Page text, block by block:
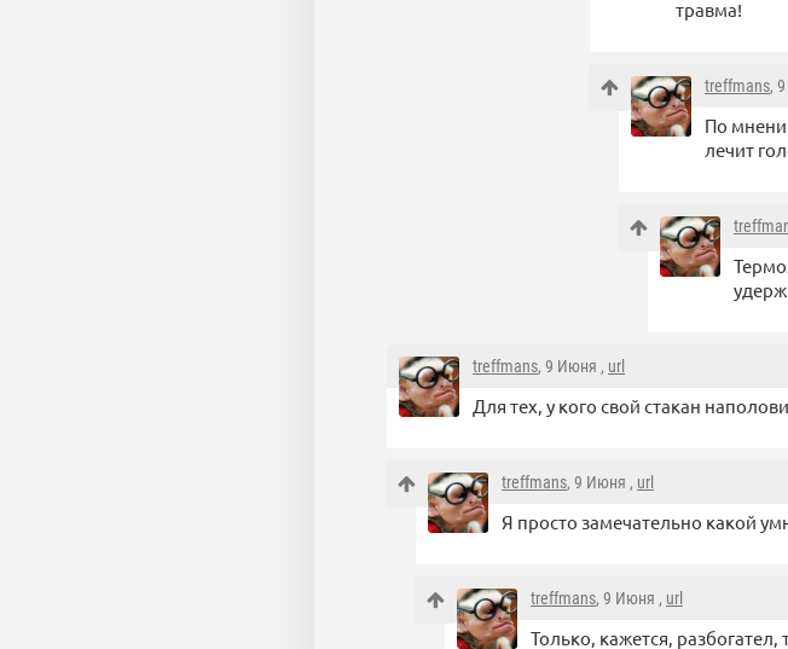
травма!
treffmans,
По
лечит
treffmans, 9 Июня , url
Для тех, у кого свой стакан
treffmans, 9 Июня , url
Я просто замечательно какой
treffmans, 9 Июня , url
Только, кажется,